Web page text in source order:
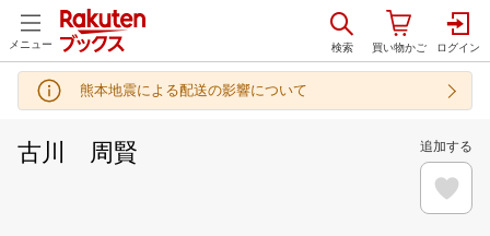
メニュー
熊本地震による配送の影響について
古川 周賢 追加する